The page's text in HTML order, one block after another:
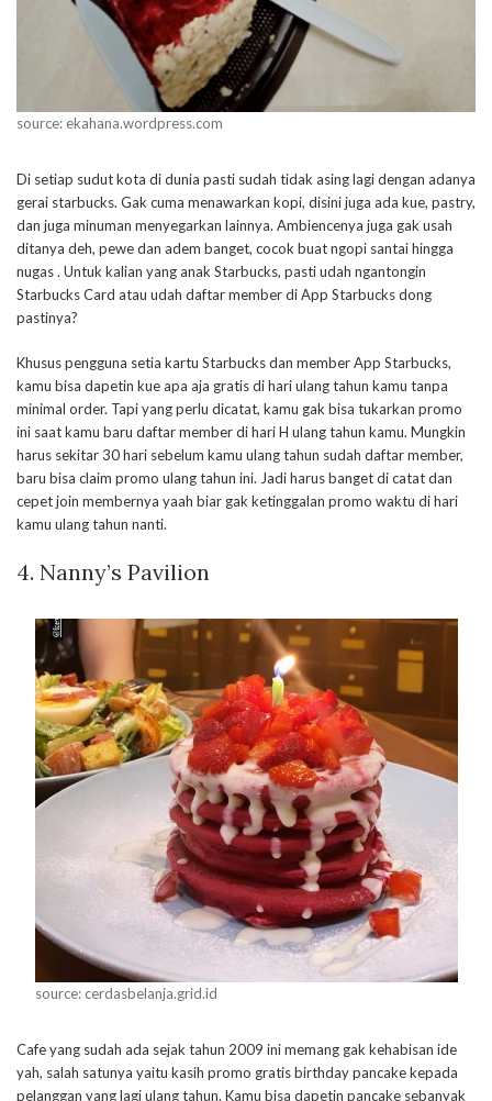
source: ekahana.wordpress.com
Di setiap sudut kota di dunia pasti sudah tidak asing lagi dengan adanya
gerai starbucks. Gak cuma menawarkan kopi, disini juga ada kue, pastry,
dan juga minuman menyegarkan lainnya. Ambiencenya juga gak usah
ditanya deh, pewe dan adem banget, cocok buat ngopi santai hingga
nugas . Untuk kalian yang anak Starbucks, pasti udah ngantongin
Starbucks Card atau udah daftar member di App Starbucks dong
pastinya?
Khusus pengguna setia kartu Starbucks dan member App Starbucks,
kamu bisa dapetin kue apa aja gratis di hari ulang tahun kamu tanpa
minimal order. Tapi yang perlu dicatat, kamu gak bisa tukarkan promo
ini saat kamu baru daftar member di hari H ulang tahun kamu. Mungkin
harus sekitar 30 hari sebelum kamu ulang tahun sudah daftar member,
baru bisa claim promo ulang tahun ini. Jadi harus banget di catat dan
cepet join membernya yaah biar gak ketinggalan promo waktu di hari
kamu ulang tahun nanti.
4. Nanny’s Pavilion
source: cerdasbelanja.grid.id
Cafe yang sudah ada sejak tahun 2009 ini memang gak kehabisan ide
yah, salah satunya yaitu kasih promo gratis birthday pancake kepada
pelanggan yang lagi ulang tahun. Kamu bisa dapetin pancake sebanyak